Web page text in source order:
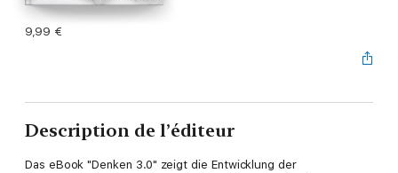
9,99 €
Description de l’éditeur
Das eBook "Denken 3.0" zeigt die Entwicklung der